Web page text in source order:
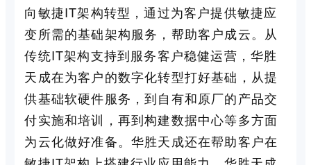
向敏捷IT架构转型，通过为客户提供敏捷应
变所需的基础架构服务，帮助客户成云。从
传统IT架构支持到服务客户稳健运营，华胜
天成在为客户的数字化转型打好基础，从提
供基础软硬件服务，到自有和原厂的产品交
付实施和培训，再到构建数据中心等多方面
为云化做好准备。华胜天成还在帮助客户在